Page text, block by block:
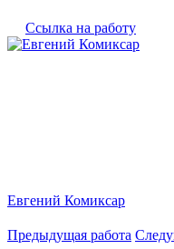
Ссылка на работу
Евгений Комиксар
Предыдущая работа